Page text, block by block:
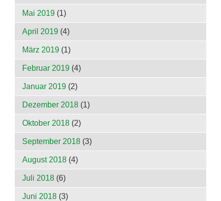
Mai 2019 (1)
April 2019 (4)
März 2019 (1)
Februar 2019 (4)
Januar 2019 (2)
Dezember 2018 (1)
Oktober 2018 (2)
September 2018 (3)
August 2018 (4)
Juli 2018 (6)
Juni 2018 (3)